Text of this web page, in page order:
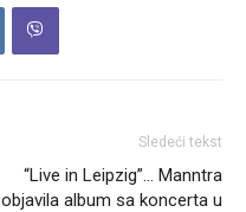
Sledeći tekst
“Live in Leipzig”… Manntra
objavila album sa koncerta u